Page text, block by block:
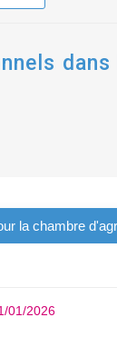
la chambre
01/2026